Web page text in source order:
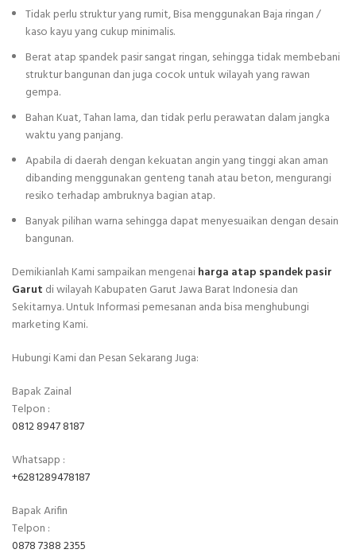
Tidak perlu struktur yang rumit, Bisa menggunakan Baja ringan /
kaso kayu yang cukup minimalis.
Berat atap spandek pasir sangat ringan, sehingga tidak membebani
struktur bangunan dan juga cocok untuk wilayah yang rawan
gempa.
Bahan Kuat, Tahan lama, dan tidak perlu perawatan dalam jangka
waktu yang panjang.
Apabila di daerah dengan kekuatan angin yang tinggi akan aman
dibanding menggunakan genteng tanah atau beton, mengurangi
resiko terhadap ambruknya bagian atap.
Banyak pilihan warna sehingga dapat menyesuaikan dengan desain
bangunan.
Demikianlah Kami sampaikan mengenaiharga atap spandek pasir
Garut di wilayah Kabupaten Garut Jawa Barat Indonesia dan
Sekitarnya. Untuk Informasi pemesanan anda bisa menghubungi
marketing Kami.
Hubungi Kami dan Pesan Sekarang Juga:
Bapak Zainal
Telpon :
0812 8947 8187
Whatsapp :
+6281289478187
Bapak Arifin
Telpon :
0878 7388 2355